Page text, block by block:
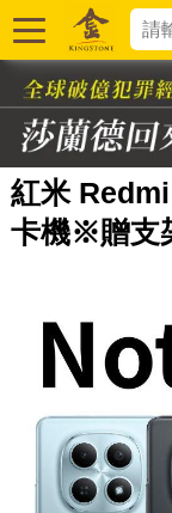
紅米
卡機※贈支